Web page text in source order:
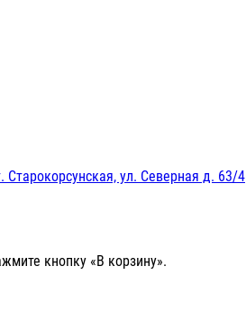
Старокорсунская, ул. Северная д. 63/4
кнопку «В корзину».